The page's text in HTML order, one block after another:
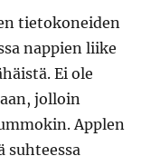
tietokoneiden
nappien liike
Ei ole
jolloin
Applen
suhteessa